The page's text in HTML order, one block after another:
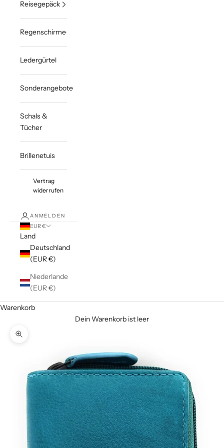
Reisegepäck
Regenschirme
Ledergürtel
Sonderangebote
Schals &
Tücher
Brillenetuis
Vertrag
widerrufen
ANMELDEN
EUR €
Land
Deutschland
(EUR €)
Niederlande
(EUR €)
Warenkorb
Dein Warenkorb ist leer
Bild vergrößern